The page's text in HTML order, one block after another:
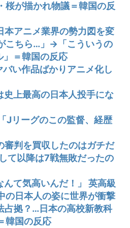
桜が描かれ物議＝韓国の反
本アニメ業界の勢力図を変
こちら…」→「こういうの
＝韓国の反応
い作品ばかりアニメ化し
史上最高の日本人投手にな
Jリーグのこの監督、経歴
審判を買収したのはガチだ
て以降は7戦無敗だったの
んて気高いんだ！」 英高級
の日本人の姿に世界が衝撃
占拠？…日本の高校新教科
韓国の反応